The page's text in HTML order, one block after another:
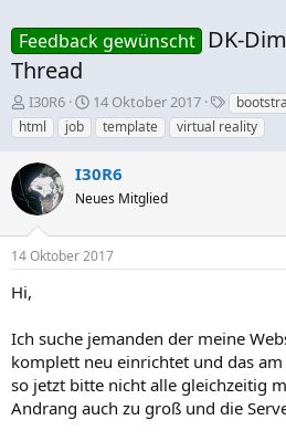
Feedback gewünscht
DK-
Thread
E
r
s
t
e
l
l
e
r
I30R6
E
r
s
e
l
t
a
14 Oktober 2017
S
c
h
o
html
job template virtual reality
I30R6
Neues Mitglied
14 Oktober 2017
Hi,
Ich suche jemanden der meine
komplett neu einrichtet und das
so jetzt bitte nicht alle gleichzeitig
Andrang auch zu groß und die